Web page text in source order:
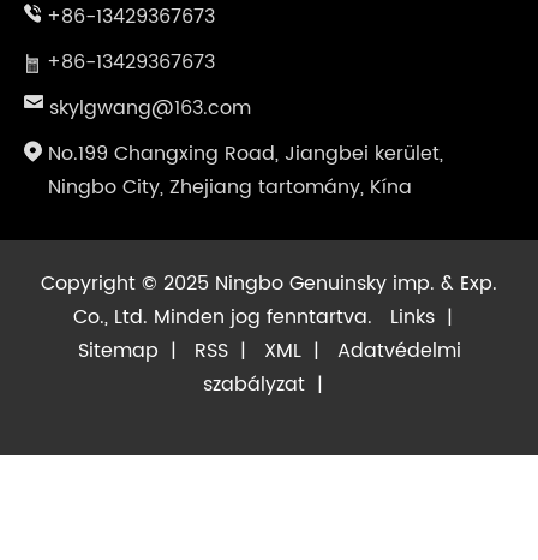
+86-13429367673
+86-13429367673
skylgwang@163.com
No.199 Changxing Road, Jiangbei kerület,
Ningbo City, Zhejiang tartomány, Kína
Copyright © 2025 Ningbo Genuinsky imp. & Exp.
Co., Ltd. Minden jog fenntartva. Links |
Sitemap | RSS| XML| Adatvédelmi
szabályzat |